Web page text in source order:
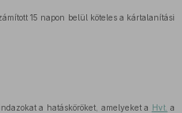
15 napon belül köteles a kártalanítási
a hatásköröket, amelyeket a Hvt. a